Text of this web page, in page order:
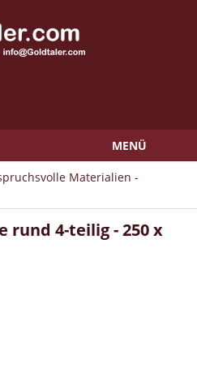
MENÜ
Materialien -
rund 4-teilig - 250 x